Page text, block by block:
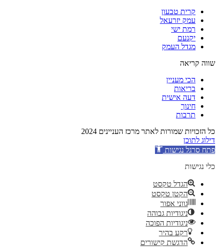
קרית טבעון
עמק יזרעאל
רמת ישי
יקנעם
מגדל העמק
שווה קריאה
הכי מעניין
בריאות
דעה אישית
חינוך
תרבות
כל הזכויות שמורות לאתר מרכז העניינים 2024
דילוג לתוכן
פתח סרגל נגישות
כלי נגישות
הגדל טקסט
הקטן טקסט
גווני אפור
ניגודיות גבוהה
ניגודיות הפוכה
רקע בהיר
הדגשת קישורים